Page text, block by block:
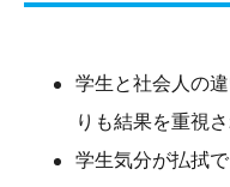
学生と社会人の
りも結果を重視
学生気分が払拭